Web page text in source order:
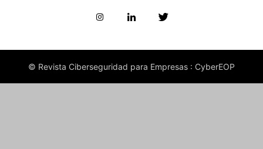
© Revista Ciberseguridad para Empresas : CyberEOP